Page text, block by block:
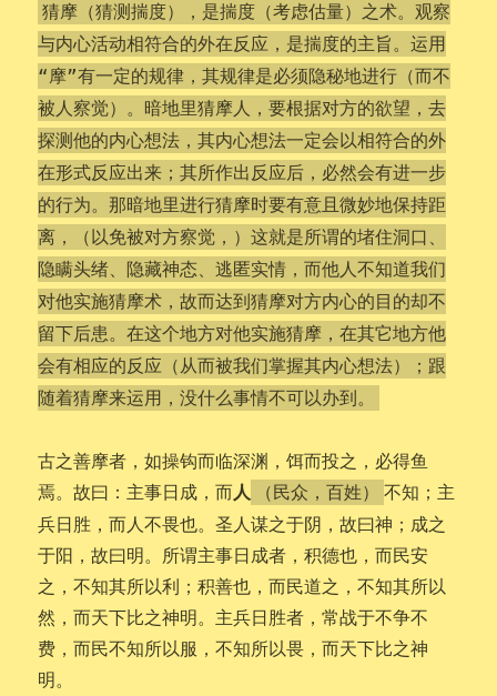
猜摩（猜测揣度），是揣度（考虑估量）之术。观察
与内心活动相符合的外在反应，是揣度的主旨。运用
“摩”有一定的规律，其规律是必须隐秘地进行（而不
被人察觉）。暗地里猜摩人，要根据对方的欲望，去
探测他的内心想法，其内心想法一定会以相符合的外
在形式反应出来；其所作出反应后，必然会有进一步
的行为。那暗地里进行猜摩时要有意且微妙地保持距
离，（以免被对方察觉，）这就是所谓的堵住洞口、
隐瞒头绪、隐藏神态、逃匿实情，而他人不知道我们
对他实施猜摩术，故而达到猜摩对方内心的目的却不
留下后患。在这个地方对他实施猜摩，在其它地方他
会有相应的反应（从而被我们掌握其内心想法）；跟
随着猜摩来运用，没什么事情不可以办到。
古之善摩者，如操钩而临深渊，饵而投之，必得鱼
焉。故曰：主事日成，而人 （民众，百姓）
不知；主
兵日胜，而人不畏也。圣人谋之于阴，故曰神；成之
于阳，故曰明。所谓主事日成者，积德也，而民安
之，不知其所以利；积善也，而民道之，不知其所以
然，而天下比之神明。主兵日胜者，常战于不争不
费，而民不知所以服，不知所以畏，而天下比之神
明。